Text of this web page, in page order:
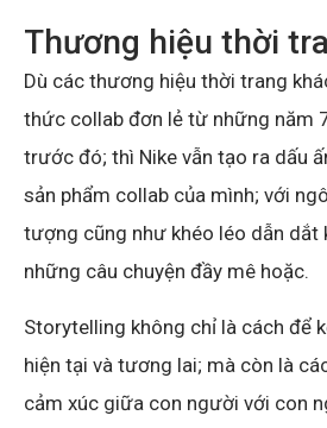
Thương hiệu thời
Dù các thương hiệu thời trang
thức collab đơn lẻ từ những năm
trước đó; thì Nike vẫn tạo ra dấu
sản phẩm collab của mình; với
tượng cũng như khéo léo dẫn dắt
những câu chuyện đầy mê hoặc.
Storytelling không chỉ là cách để
hiện tại và tương lai; mà còn là
cảm xúc giữa con người với con